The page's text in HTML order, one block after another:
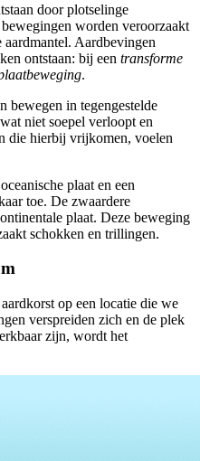
door plotselinge
worden veroorzaakt
aardmantel. Aardbevingen
ontstaan: bij een transforme
.
bewegen in tegengestelde
niet soepel verloopt en
die hierbij vrijkomen, voelen
plaat en een
toe. De zwaardere
plaat. Deze beweging
schokken en trillingen.
op een locatie die we
verspreiden zich en de plek
zijn, wordt het